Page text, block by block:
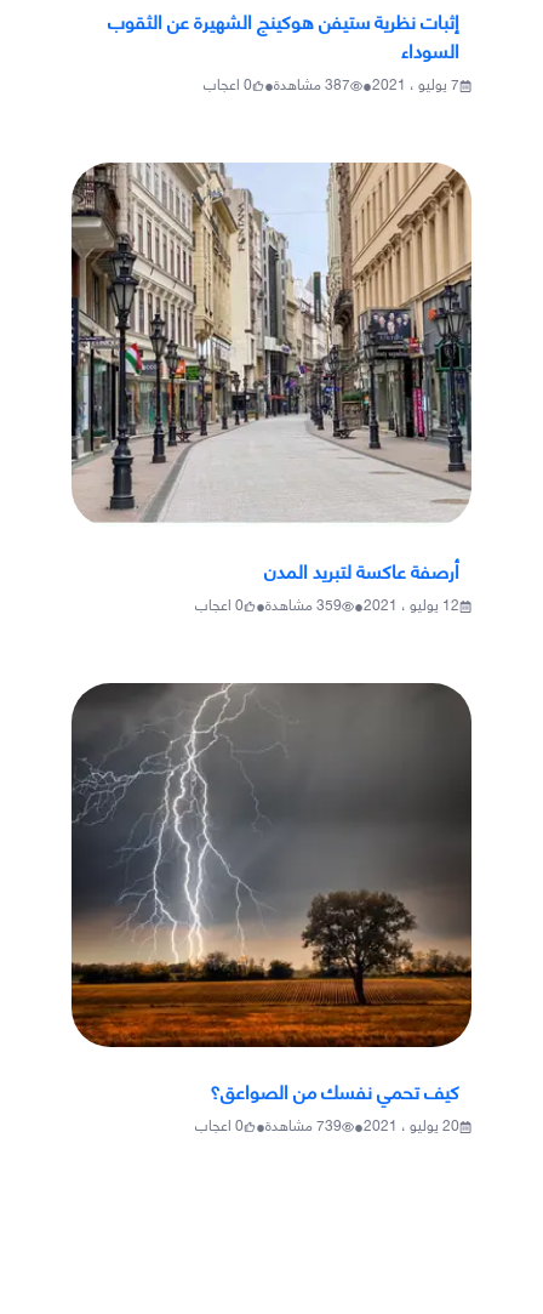
إثبات نظرية ستيفن هوكينج الشهيرة عن الثقوب
السوداء
7 يوليو ، 2021 •
387مشاهدة•
0اعجاب
أرصفة عاكسة لتبريد المدن
12 يوليو ، 2021 •
359مشاهدة•
0اعجاب
كيف تحمي نفسك من الصواعق؟
20 يوليو ، 2021 •
739مشاهدة•
0اعجاب